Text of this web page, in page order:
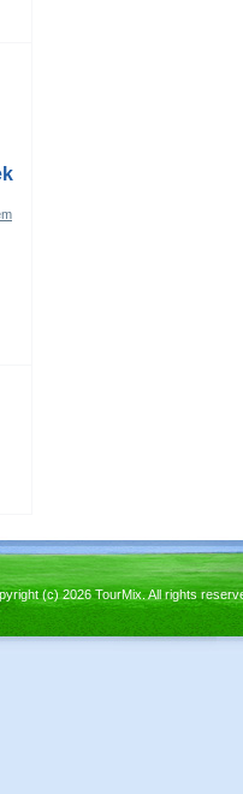
(c) 2026 TourMix. All rights